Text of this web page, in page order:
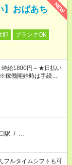
NEW
】おばあち
迎
ブランクOK
給1800円～★日払い
稼働開始時は手続き完
駅 / …